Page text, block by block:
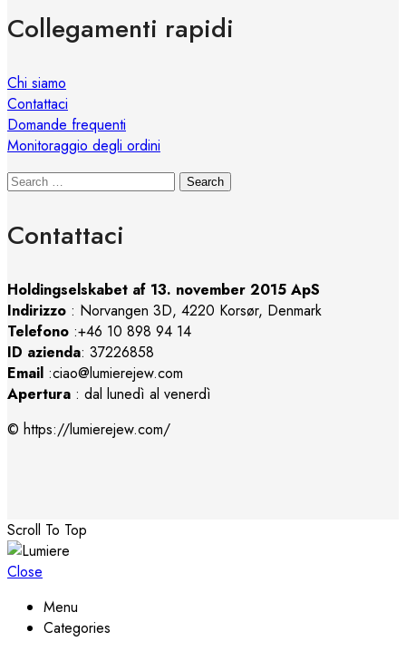
Collegamenti rapidi
Chi siamo
Contattaci
Domande frequenti
Monitoraggio degli ordini
Search
Contattaci
Holdingselskabet af 13. november 2015 ApS
Indirizzo : Norvangen 3D, 4220 Korsør, Denmark
Telefono :+46 10 898 94 14
ID azienda: 37226858
Email :ciao@lumierejew.com
Apertura : dal lunedì al venerdì
© https://lumierejew.com/
Scroll To Top
Close
Menu
Categories